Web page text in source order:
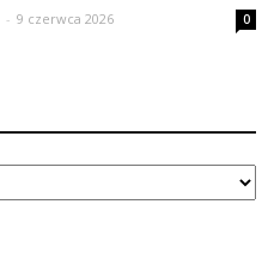
- 9 czerwca 2026 0